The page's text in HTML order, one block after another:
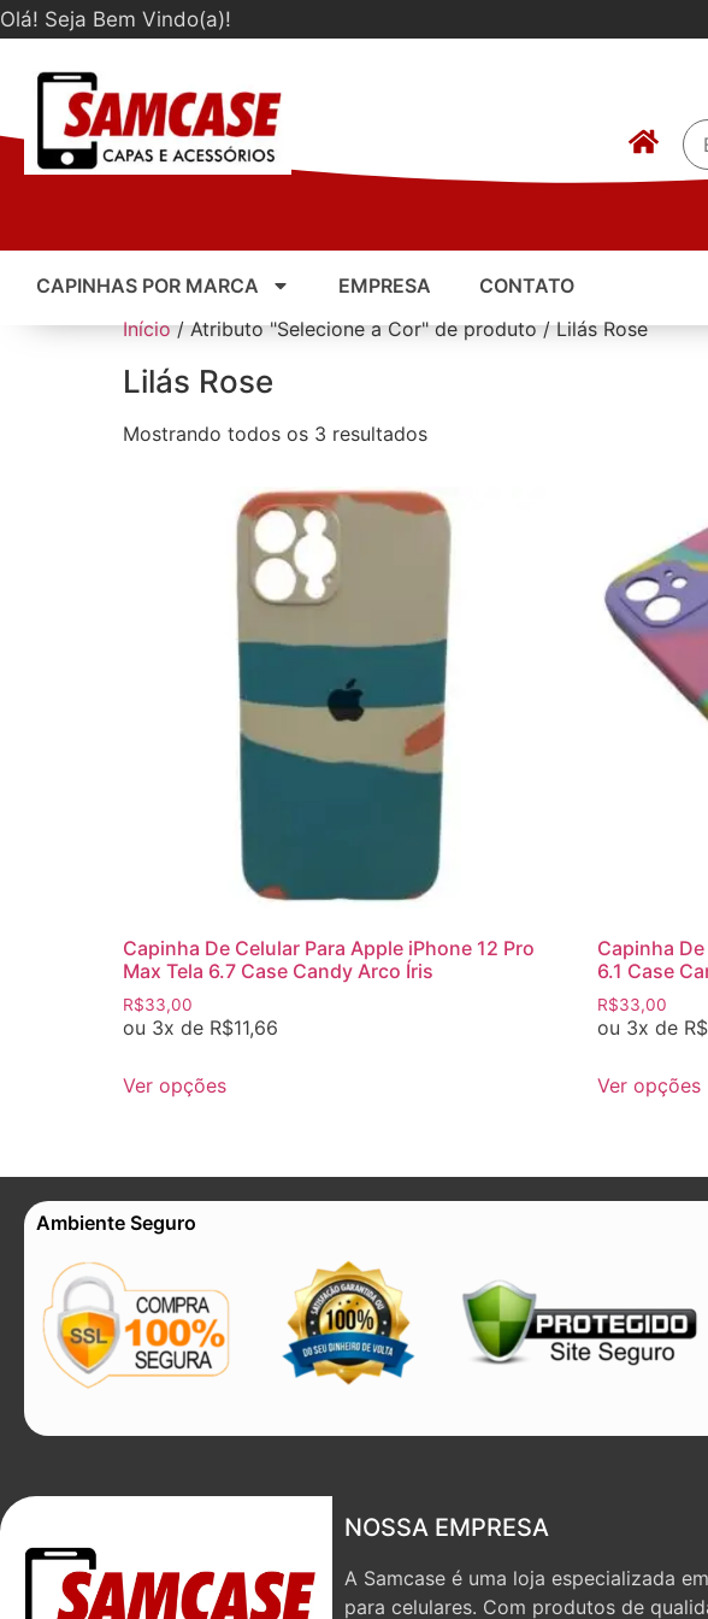
Olá! Seja Bem Vindo(a)!
CAPINHAS POR MARCA EMPRESA CONTATO
Início/ Atributo "Selecione a Cor" de produto / Lilás Rose
Lilás Rose
Mostrando todos os 3 resultados
Capinha De Celular Para Apple iPhone 12 Pro
Max Tela 6.7 Case Candy Arco Íris
R$33,00
ou 3x de R$11,66
Ver opções
Capinha
6.1 Case
R$33,00
ou 3x de R$
Ver opções
Ambiente Seguro
NOSSA EMPRESA
A Samcase é uma loja especializada
para celulares. Com produtos de